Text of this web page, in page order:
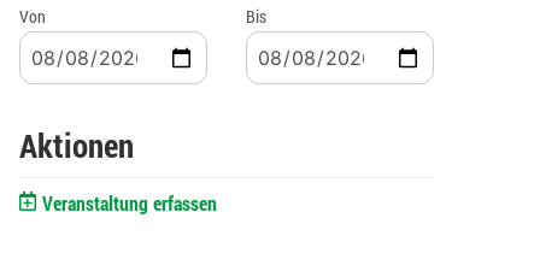
Von Bis
Aktionen
Veranstaltung erfassen